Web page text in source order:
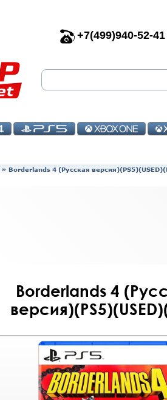
+7(499)940-52-41
» Borderlands 4 (Русская
Borderlands 4